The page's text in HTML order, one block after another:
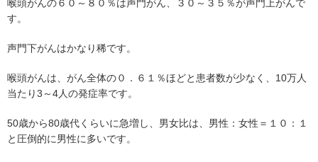
喉頭がんの６０～８０％は声門がん、３０～３５％が声門上がんで
す。
声門下がんはかなり稀です。
喉頭がんは、がん全体の０．６１％ほどと患者数が少なく、10万人
当たり3～4人の発症率です。
50歳から80歳代くらいに急増し、男女比は、男性：女性＝１０：１
と圧倒的に男性に多いです。